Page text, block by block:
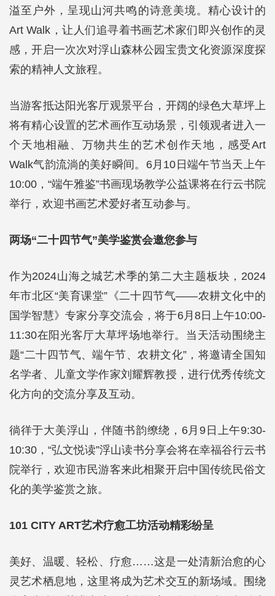
溢至户外，呈现山河共鸣的诗意美境。精心设计的
Art Walk，让人们追寻着书画艺术家们即兴创作的灵
感，开启一次次对浮山森林公园宝贵文化资源深度探
索的精神人文旅程。
当游客抵达阳光客厅观景平台，开阔的绿色大草坪上
将有精心设置的艺术画作互动场景，引领观者进入一
个天地相融、万物共生的艺术创作天地，感受Art
Walk气韵流淌的美好瞬间。6月10日端午节当天上午
10:00，“端午雅鉴”书画现场教学公益课将在行云书院
举行，欢迎书画艺术爱好者互动参与。
两场“二十四节气”美学鉴赏会邀您参与
作为2024山海之城艺术季的第二大主题板块，2024
年市北区“美育课堂”《二十四节气——农耕文化中的
国学智慧》专家分享交流会，将于6月8日上午10:00-
11:30在阳光客厅大草坪场地举行。当天活动围绕主
题“二十四节气、端午节、农耕文化”，将邀请全国知
名学者、儿童文学作家刘耀辉教授，进行优秀传统文
化方向的交流分享及互动。
徜徉于大美浮山，伴随书韵缭绕，6月9日上午9:30-
10:30，“弘文悦读”浮山读书分享会将在幸福谷行云书
院举行，欢迎市民游客来此相聚开启中国传统民俗文
化的美学鉴赏之旅。
101 CITY ART艺术疗愈工坊活动精彩纷呈
美好、温暖、轻松、疗愈……这是一处清新治愈的心
灵艺术栖息地，这里将成为艺术交互的新场域。围绕